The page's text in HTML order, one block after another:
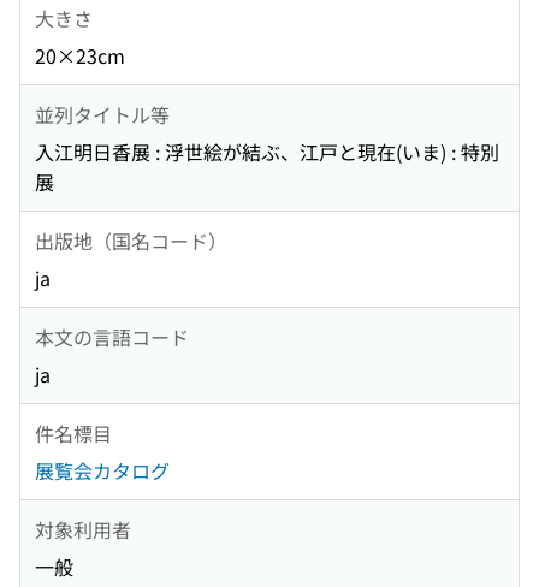
大きさ
20×23cm
並列タイトル等
入江明日香展 : 浮世絵が結ぶ、江戸と現在(いま) : 特別
展
出版地（国名コード）
ja
本文の言語コード
ja
件名標目
展覧会カタログ
対象利用者
一般